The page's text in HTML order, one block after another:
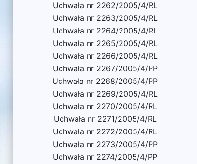
Uchwała nr 2262/2005/4/RL
Uchwała nr 2263/2005/4/RL
Uchwała nr 2264/2005/4/RL
Uchwała nr 2265/2005/4/RL
Uchwała nr 2266/2005/4/RL
Uchwała nr 2267/2005/4/PP
Uchwała nr 2268/2005/4/PP
Uchwała nr 2269/2005/4/RL
Uchwała nr 2270/2005/4/RL
Uchwała nr 2271/2005/4/RL
Uchwała nr 2272/2005/4/RL
Uchwała nr 2273/2005/4/PP
Uchwała nr 2274/2005/4/PP